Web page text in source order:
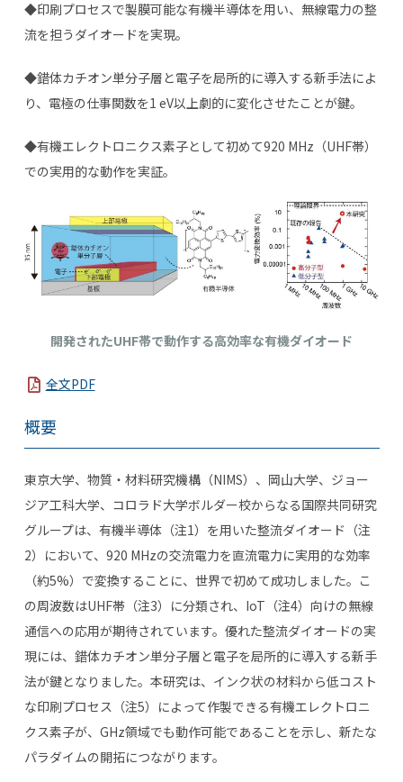
◆印刷プロセスで製膜可能な有機半導体を用い、無線電力の整
流を担うダイオードを実現。
◆錯体カチオン単分子層と電子を局所的に導入する新手法によ
り、電極の仕事関数を1 eV以上劇的に変化させたことが鍵。
◆有機エレクトロニクス素子として初めて920 MHz （UHF帯）
での実用的な動作を実証。
開発されたUHF帯で動作する高効率な有機ダイオード
全文PDF
概要
東京大学、物質・材料研究機構（NIMS）、岡山大学、ジョー
ジア工科大学、コロラド大学ボルダー校からなる国際共同研究
グループは、有機半導体（注1）を用いた整流ダイオード（注
2）において、 920 MHzの交流電力を直流電力に実用的な効率
（約5%）で変換することに、世界で初めて成功しました。こ
の周波数はUHF帯（注3）に分類され、 IoT （注4）向けの無線
通信への応用が期待されています。優れた整流ダイオードの実
現には、錯体カチオン単分子層と電子を局所的に導入する新手
法が鍵となりました。本研究は、インク状の材料から低コスト
な印刷プロセス（注5）によって作製できる有機エレクトロニ
クス素子が、 GHz領域でも動作可能であることを示し、新たな
パラダイムの開拓につながります。